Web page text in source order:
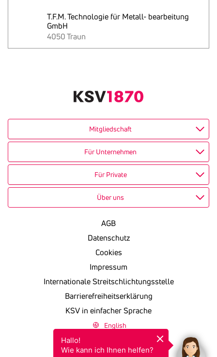
T.F.M. Technologie für Metall- bearbeitung
GmbH
4050 Traun
Mitgliedschaft
Für Unternehmen
Für Private
Über uns
English
AGB
Datenschutz
Cookies
Impressum
Internationale Streitschlichtungsstelle
Barrierefreiheitserklärung
KSV in einfacher Sprache
Hallo!
Wie kann ich Ihnen helfen?